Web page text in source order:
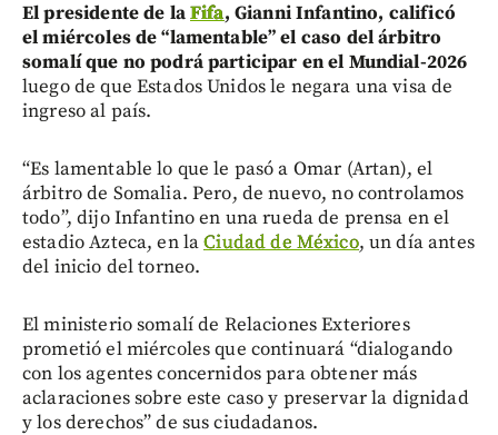
El presidente de laFifa, Gianni Infantino, calificó
el miércoles de “lamentable” el caso del árbitro
somalí que no podrá participar en el Mundial-2026
luego de que Estados Unidos le negara una visa de
ingreso al país.
“Es lamentable lo que le pasó a Omar (Artan), el
árbitro de Somalia. Pero, de nuevo, no controlamos
todo”, dijo Infantino en una rueda de prensa en el
estadio Azteca, en laCiudad de México, un día antes
del inicio del torneo.
El ministerio somalí de Relaciones Exteriores
prometió el miércoles que continuará “dialogando
con los agentes concernidos para obtener más
aclaraciones sobre este caso y preservar la dignidad
y los derechos” de sus ciudadanos.